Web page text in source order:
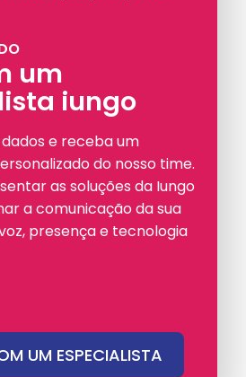
um
iungo
e receba um
do nosso time.
as soluções da Iungo
a comunicação da sua
presença e tecnologia
UM ESPECIALISTA